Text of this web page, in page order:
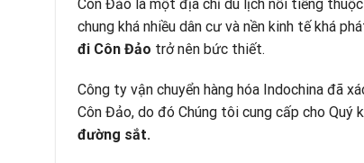
Côn Đảo là một địa chỉ du lịch nổi tiếng
chung khá nhiều dân cư và nền kinh tế khá
đi Côn Đảo trở nên bức thiết.
Công ty vận chuyển hàng hóa Indochina đã
Côn Đảo, do đó Chúng tôi cung cấp cho Quý
đường sắt.